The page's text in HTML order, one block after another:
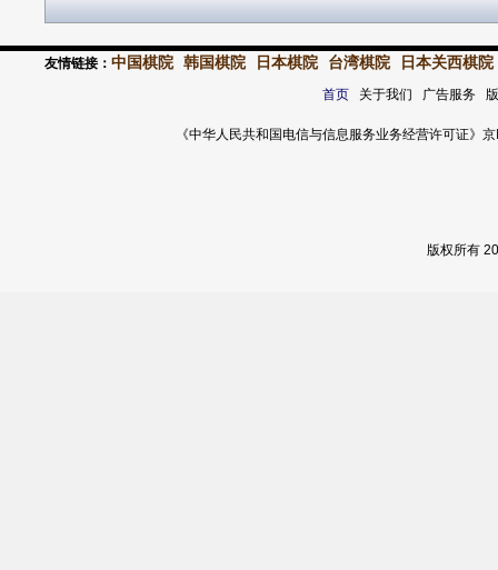
友情链接： 中国棋院 韩国棋院 日本棋院 台湾棋院 日本关西棋院
首页关于我们 广告服务
《中华人民共和国电信与信息服务业务经营许可证
版权所有